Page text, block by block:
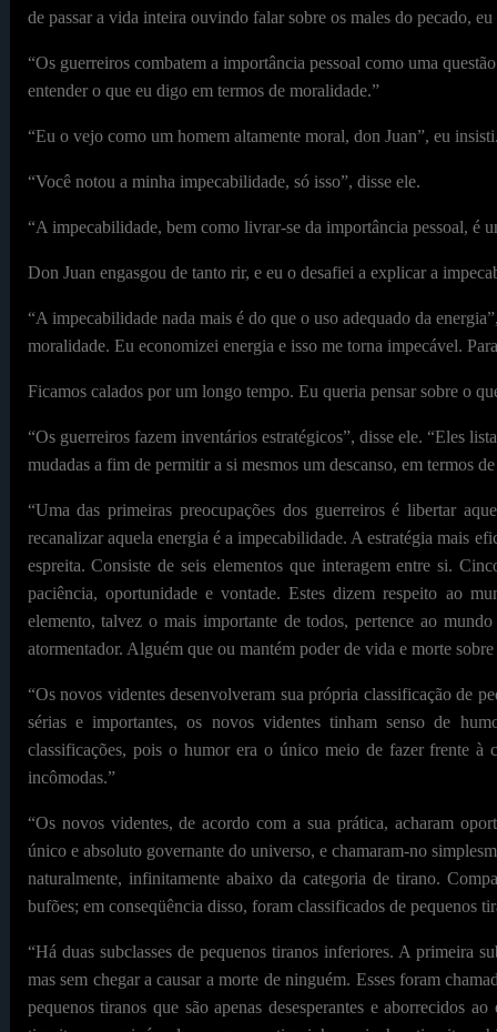
de passar a vida inteira ouvindo falar sobre os males do pecado,
“Os guerreiros combatem a importância pessoal como uma
entender o que eu digo em termos de moralidade.”
“Eu o vejo como um homem altamente moral, don Juan”, eu
“Você notou a minha impecabilidade, só isso”, disse ele.
“A impecabilidade, bem como livrar-se da importância pessoal, é
Don Juan engasgou de tanto rir, e eu o desafiei a explicar a
“A impecabilidade nada mais é do que o uso adequado da
moralidade. Eu economizei energia e isso me torna impecável.
Ficamos calados por um longo tempo. Eu queria pensar sobre o
“Os guerreiros fazem inventários estratégicos”, disse ele. “Eles
mudadas a fim de permitir a si mesmos um descanso, em termos
“Uma das primeiras preocupações dos guerreiros é libertar
recanalizar aquela energia é a impecabilidade. A estratégia mais
espreita. Consiste de seis elementos que interagem entre si.
paciência, oportunidade e vontade. Estes dizem respeito ao
elemento, talvez o mais importante de todos, pertence ao
atormentador. Alguém que ou mantém poder de vida e morte
“Os novos videntes desenvolveram sua própria classificação de
sérias e importantes, os novos videntes tinham senso de
classificações, pois o humor era o único meio de fazer frente à
incômodas.”
“Os novos videntes, de acordo com a sua prática, acharam
único e absoluto governante do universo, e chamaram-no
naturalmente, infinitamente abaixo da categoria de tirano.
bufões; em conseqüência disso, foram classificados de pequenos
“Há duas subclasses de pequenos tiranos inferiores. A primeira
mas sem chegar a causar a morte de ninguém. Esses foram
pequenos tiranos que são apenas desesperantes e aborrecidos